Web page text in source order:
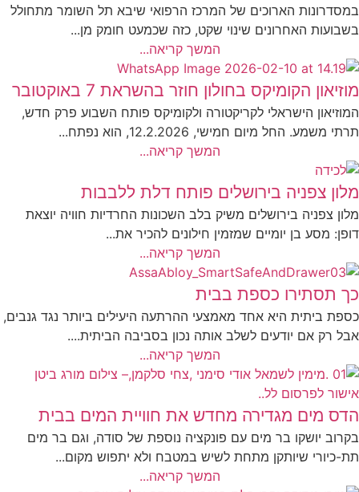
במסדרונות הארוכים של המרכז הרפואי שיבא תל השומר מתחולל
בשבועות האחרונים שינוי שקט, כזה שכמעט חומק מן...
המשך קריאה...
מוזיאון הקומיקס בחולון חוזר בהשראת 7 באוקטובר
המוזיאון הישראלי לקריקטורה ולקומיקס פותח השבוע פרק חדש,
תרתי משמע. החל מיום חמישי, 12.2.2026, הוא נפתח...
המשך קריאה...
מלון צפניה בירושלים פותח דלת ללבבות
מלון צפניה בירושלים משיק בלב השכונות החרדיות חוויה יוצאת
דופן: מסע בן יומיים שמזמין חילונים להכיר את...
המשך קריאה...
כך תסתירו כספת בבית
כספת ביתית היא אחד מאמצעי ההרתעה היעילים ביותר נגד גנבים,
אבל רק אם יודעים לשלב אותה נכון בסביבה הביתית....
המשך קריאה...
הדס מים מגדירה מחדש את חוויית המים בבית
בקרוב יושקו בר מים עם פונקציה נוספת של סודה, וגם בר מים
תת-כיורי שיותקן מתחת לשיש במטבח ולא יתפוש מקום...
המשך קריאה...